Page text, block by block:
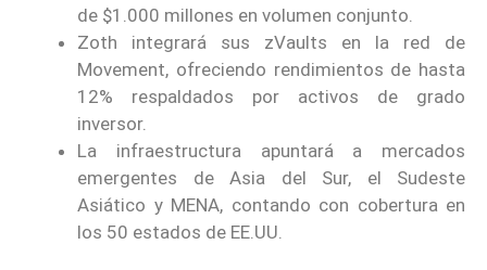
de $1.000 millones en volumen conjunto.
Zoth integrará sus zVaults en la red de
Movement, ofreciendo rendimientos de hasta
12% respaldados por activos de grado
inversor.
La infraestructura apuntará a mercados
emergentes de Asia del Sur, el Sudeste
Asiático y MENA, contando con cobertura en
los 50 estados de EE.UU.